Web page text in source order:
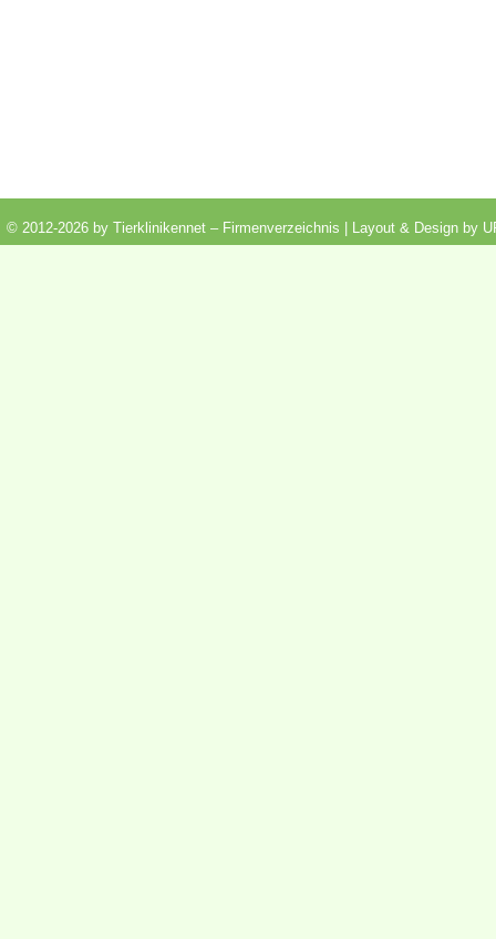
© 2012-2026 by Tierklinikennet – Firmenverzeichnis | Layout & Design by